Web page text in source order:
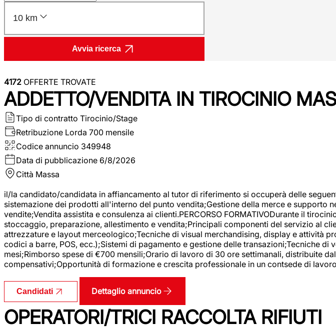
10 km
Avvia ricerca
4172 OFFERTE TROVATE
ADDETTO/VENDITA IN TIROCINIO
Tipo di contratto Tirocinio/Stage
Retribuzione Lorda 700 mensile
Codice annuncio 349948
Data di pubblicazione 6/8/2026
Città Massa
il/la candidato/candidata in affiancamento al tutor di riferimento si occuperà delle
sistemazione dei prodotti all'interno del punto vendita;Gestione della merce e
vendite;Vendita assistita e consulenza ai clienti.PERCORSO FORMATIVODurante il
stoccaggio, preparazione, allestimento e vendita;Principali componenti del servizio al
attrezzature e layout merceologico;Tecniche di visual merchandising, display e attività
codici a barre, POS, ecc.);Sistemi di pagamento e gestione delle transazioni;Tecniche
mesi;Rimborso spese di €700 mensili;Orario di lavoro di 30 ore settimanali, distribuite
compensativi;Opportunità di formazione e crescita professionale in un contsede di
Candidati Dettaglio annuncio
OPERATORI/TRICI RACCOLTA RIFIUTI